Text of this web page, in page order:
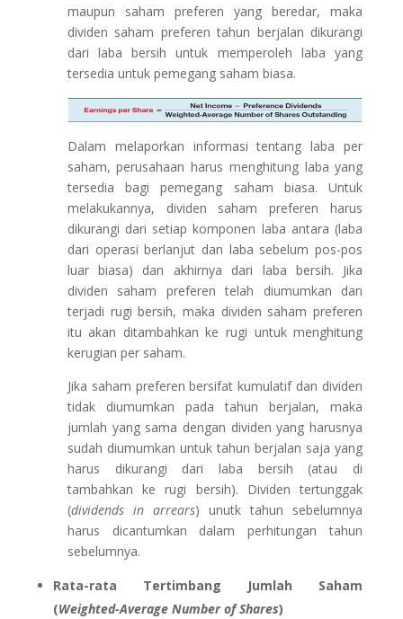
maupun saham preferen yang beredar, maka
dividen saham preferen tahun berjalan dikurangi
dari laba bersih untuk memperoleh laba yang
tersedia untuk pemegang saham biasa.
Dalam melaporkan informasi tentang laba per
saham, perusahaan harus menghitung laba yang
tersedia bagi pemegang saham biasa. Untuk
melakukannya, dividen saham preferen harus
dikurangi dari setiap komponen laba antara (laba
dari operasi berlanjut dan laba sebelum pos-pos
luar biasa) dan akhirnya dari laba bersih. Jika
dividen saham preferen telah diumumkan dan
terjadi rugi bersih, maka dividen saham preferen
itu akan ditambahkan ke rugi untuk menghitung
kerugian per saham.
Jika saham preferen bersifat kumulatif dan dividen
tidak diumumkan pada tahun berjalan, maka
jumlah yang sama dengan dividen yang harusnya
sudah diumumkan untuk tahun berjalan saja yang
harus dikurangi dari laba bersih (atau di
tambahkan ke rugi bersih). Dividen tertunggak
(dividends in arrears) unutk tahun sebelumnya
harus dicantumkan dalam perhitungan tahun
sebelumnya.
Rata-rata Tertimbang Jumlah Saham
(Weighted-Average Number of Shares)